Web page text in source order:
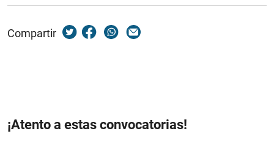
Compartir
¡Atento a estas convocatorias!